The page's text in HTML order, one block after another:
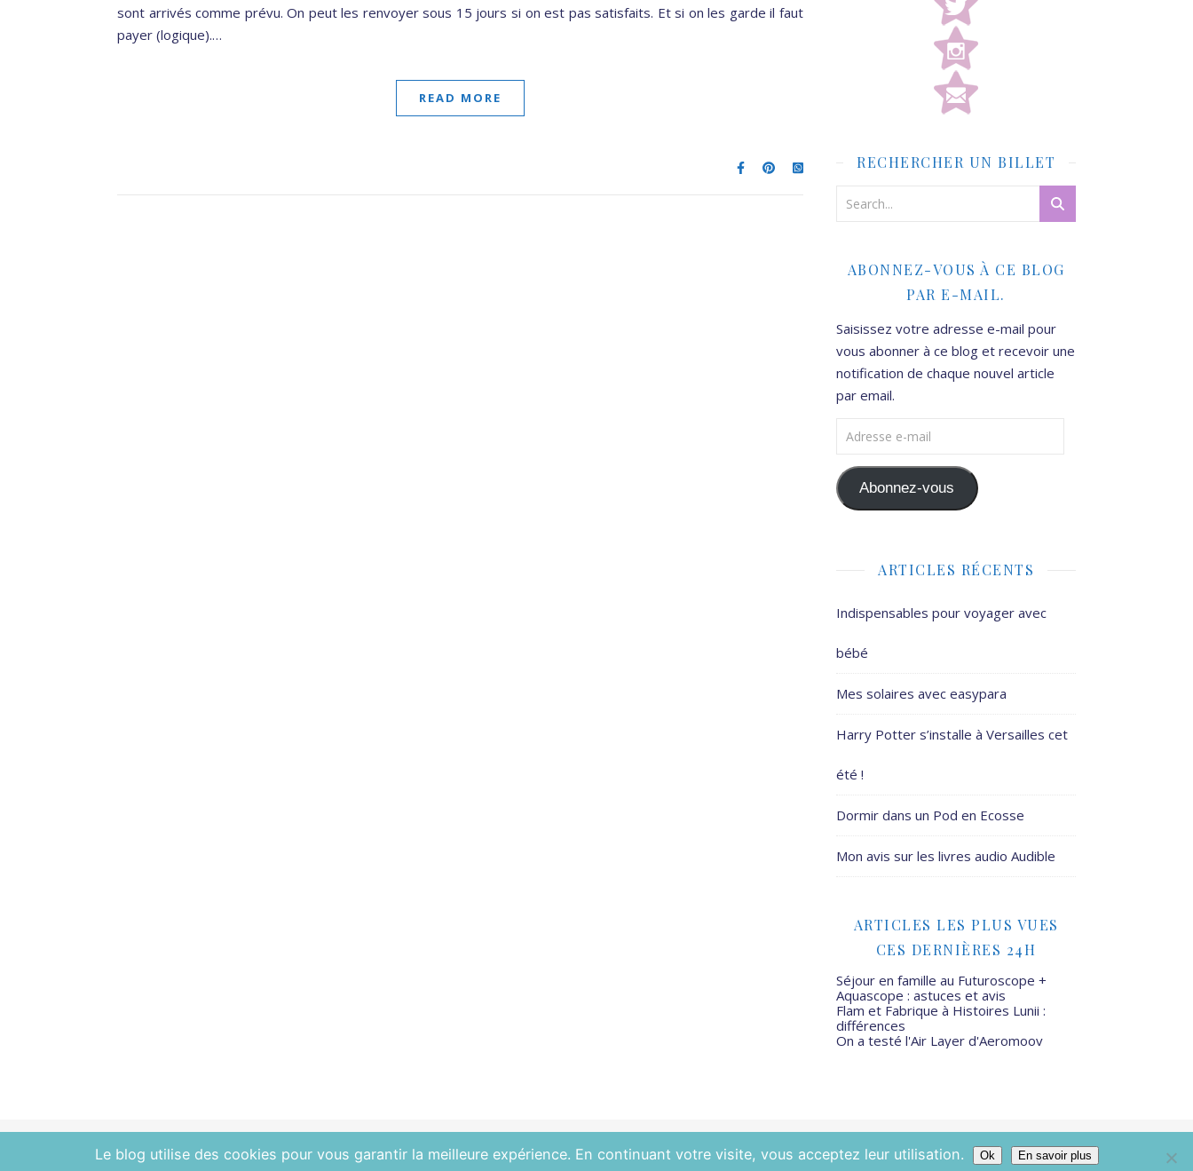
sont arrivés comme prévu. On peut les renvoyer sous 15 jours si on est pas satisfaits. Et si on les garde il faut
payer (logique).…
READ MORE
RECHERCHER UN BILLET
ABONNEZ-VOUS À CE BLOG
PAR E-MAIL.
Saisissez votre adresse e-mail pour
vous abonner à ce blog et recevoir une
notification de chaque nouvel article
par email.
Adresse e-mail
Abonnez-vous
ARTICLES RÉCENTS
Indispensables pour voyager avec
bébé
Mes solaires avec easypara
Harry Potter s’installe à Versailles cet
été !
Dormir dans un Pod en Ecosse
Mon avis sur les livres audio Audible
ARTICLES LES PLUS VUES
CES DERNIÈRES 24H
Séjour en famille au Futuroscope +
Aquascope : astuces et avis
Flam et Fabrique à Histoires Lunii :
différences
On a testé l'Air Layer d'Aeromoov
Mamans Mais Pas Que - 2026 ©
Le blog utilise des cookies pour vous garantir la meilleure expérience. En continuant votre visite, vous acceptez leur utilisation. Ok En savoir plus